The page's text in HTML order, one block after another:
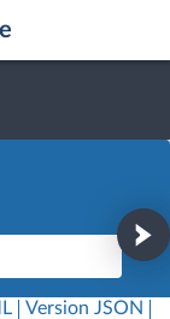
Version JSON